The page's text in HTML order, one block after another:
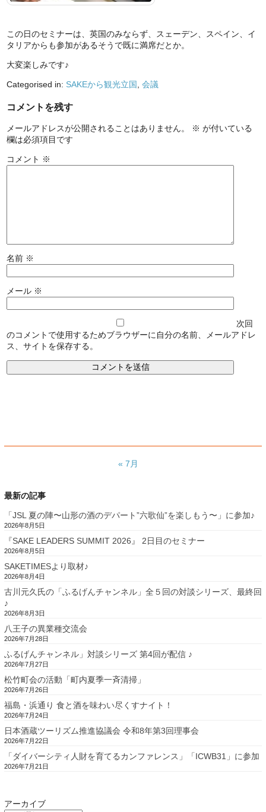
この日のセミナーは、英国のみならず、スェーデン、スペイン、イ
タリアからも参加があるそうで既に満席だとか。
大変楽しみです♪
Categorised in: SAKEから観光立国,会議
コメントを残す
メールアドレスが公開されることはありません。 ※ が付いている
欄は必須項目です
コメント ※
名前 ※
メール ※
次回
のコメントで使用するためブラウザーに自分の名前、メールアドレ
ス、サイトを保存する。
« 7月
最新の記事
「JSL 夏の陣〜山形の酒のデパート”六歌仙”を楽しもう〜」に参加♪
2026年8月5日
『SAKE LEADERS SUMMIT 2026』 2日目のセミナー
2026年8月5日
SAKETIMESより取材♪
2026年8月4日
古川元久氏の「ふるげんチャンネル」全５回の対談シリーズ、最終回
♪
2026年8月3日
八王子の異業種交流会
2026年7月28日
ふるげんチャンネル」対談シリーズ 第4回が配信 ♪
2026年7月27日
松竹町会の活動「町内夏季一斉清掃」
2026年7月26日
福島・浜通り 食と酒を味わい尽くすナイト！
2026年7月24日
日本酒蔵ツーリズム推進協議会 令和8年第3回理事会
2026年7月22日
「ダイバーシティ人財を育てるカンファレンス」「ICWB31」に参加
2026年7月21日
アーカイブ